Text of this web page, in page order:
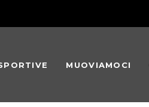
MUOVIAMOCI